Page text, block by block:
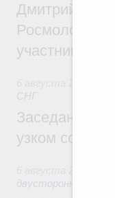
Дмитрий
Росмолодёжи
участников
СНГ
Заседание
узком составе
двусторонней основе